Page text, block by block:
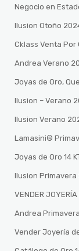
Negocio en
Ilusion Otoño
Cklass Venta Por
Andrea Verano
Joyas de Oro,
Ilusion – Verano
Ilusion Verano
Lamasini®️
Joyas de Oro 14
Ilusion Primavera
VENDER JOYERÍA
Andrea
Vender Joyería